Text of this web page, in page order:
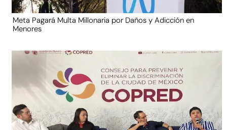
Meta Pagará Multa Millonaria por Daños y Adicción en
Menores